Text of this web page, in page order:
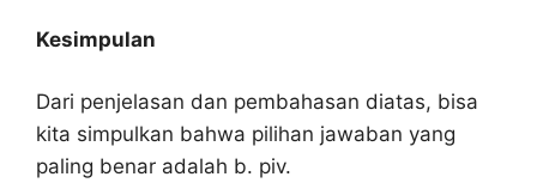
Kesimpulan
Dari penjelasan dan pembahasan diatas, bisa
kita simpulkan bahwa pilihan jawaban yang
paling benar adalah b. piv.